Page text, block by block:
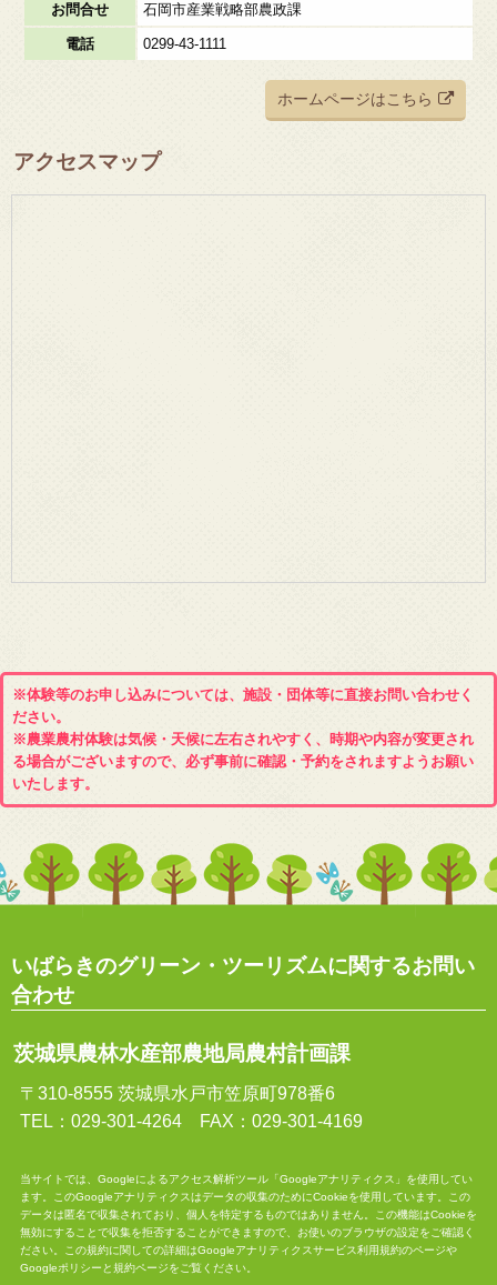
お問合せ 石岡市産業戦略部農政課
電話 0299-43-1111
ホームページはこちら
アクセスマップ
※体験等のお申し込みについては、施設・団体等に直接お問い合わせく
ださい。
※農業農村体験は気候・天候に左右されやすく、時期や内容が変更され
る場合がございますので、必ず事前に確認・予約をされますようお願い
いたします。
いばらきのグリーン・ツーリズムに関するお問い
合わせ
茨城県農林水産部農地局農村計画課
〒310-8555 茨城県水戸市笠原町978番6
TEL：029-301-4264 FAX：029-301-4169
当サイトでは、Googleによるアクセス解析ツール「Googleアナリティクス」を使用してい
ます。このGoogleアナリティクスはデータの収集のためにCookieを使用しています。この
データは匿名で収集されており、個人を特定するものではありません。この機能はCookieを
無効にすることで収集を拒否することができますので、お使いのブラウザの設定をご確認く
ださい。この規約に関しての詳細はGoogleアナリティクスサービス利用規約のページや
Googleポリシーと規約ページをご覧ください。